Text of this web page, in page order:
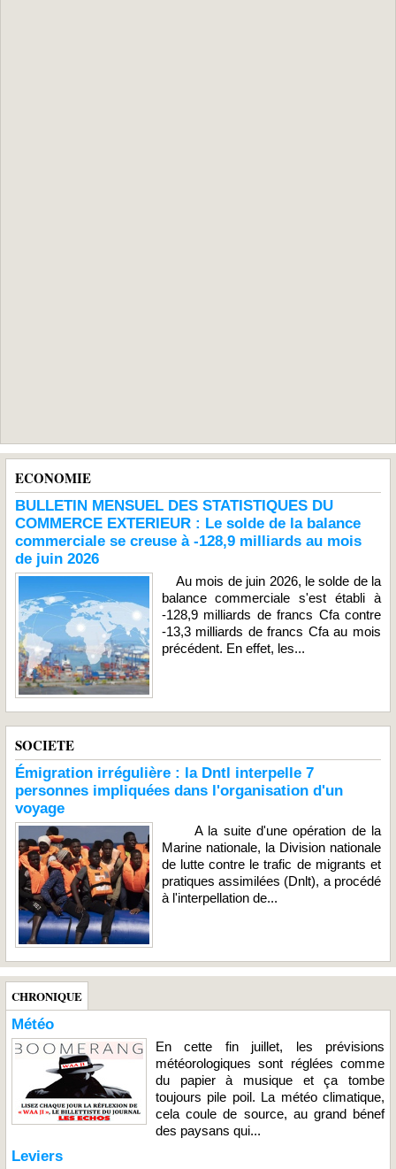
ECONOMIE
BULLETIN MENSUEL DES STATISTIQUES DU
COMMERCE EXTERIEUR : Le solde de la balance
commerciale se creuse à -128,9 milliards au mois
de juin 2026
Au mois de juin 2026, le solde de la
balance commerciale s'est établi à
-128,9 milliards de francs Cfa contre
-13,3 milliards de francs Cfa au mois
précédent. En effet, les...
SOCIETE
Émigration irrégulière : la Dntl interpelle 7
personnes impliquées dans l'organisation d'un
voyage
A la suite d'une opération de la
Marine nationale, la Division nationale
de lutte contre le trafic de migrants et
pratiques assimilées (Dnlt), a procédé
à l'interpellation de...
CHRONIQUE
Météo
En cette fin juillet, les prévisions
météorologiques sont réglées comme
du papier à musique et ça tombe
toujours pile poil. La météo climatique,
cela coule de source, au grand bénef
des paysans qui...
Leviers